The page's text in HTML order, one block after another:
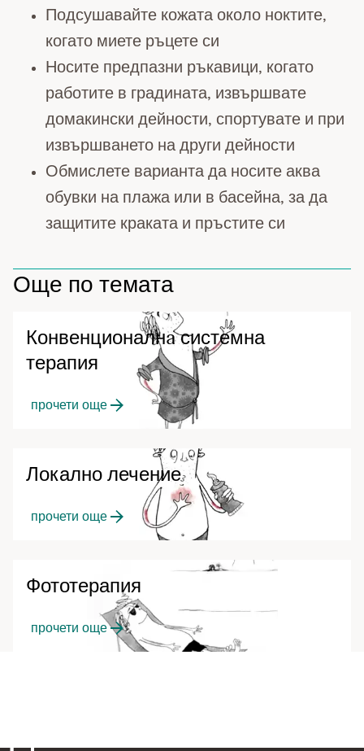
Подсушавайте кожата около ноктите,
когато миете ръцете си
Носите предпазни ръкавици, когато
работите в градината, извършвате
домакински дейности, спортувате и при
извършването на други дейности
Обмислете варианта да носите аква
обувки на плажа или в басейна, за да
защитите краката и пръстите си
Още по темата
Конвенционалнa системна
терапия
прочети още
Локално лечение
прочети още
Фототерапия
прочети още